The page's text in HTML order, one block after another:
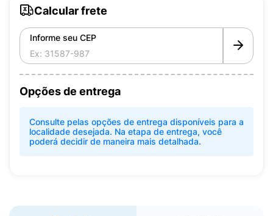
Calcular frete
Informe seu CEP
Opções de entrega
Consulte pelas opções de entrega disponíveis para a
localidade desejada. Na etapa de entrega, você
poderá decidir de maneira mais detalhada.